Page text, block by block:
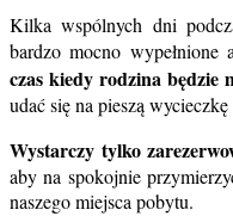
Kilka wspólnych dni
bardzo mocno wypełnione
czas kiedy rodzina będzie
udać się na pieszą
Wystarczy tylko
aby na spokojnie
naszego miejsca pobytu.